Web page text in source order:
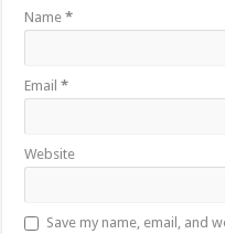
Name*
Email*
Website
Save my name, email, and